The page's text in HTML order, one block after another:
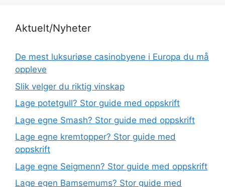
Aktuelt/Nyheter
De mest luksuriøse casinobyene i Europa du må
oppleve
Slik velger du riktig vinskap
Lage potetgull? Stor guide med oppskrift
Lage egne Smash? Stor guide med oppskrift
Lage egne kremtopper? Stor guide med
oppskrift
Lage egne Seigmenn? Stor guide med oppskrift
Lage egen Bamsemums? Stor guide med